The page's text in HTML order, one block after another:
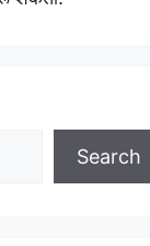
Search